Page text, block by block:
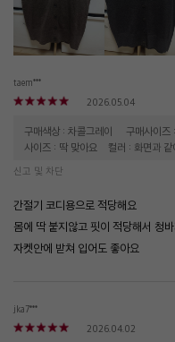
taem***
2026.05.04
구매색상 : 차콜그레이
구매사이즈
사이즈 : 딱 맞아요
컬러 : 화면과 같
신고 및 차단
간절기 코디용으로 적당해요
몸에 딱 붙지않고 핏이 적당해서 청
자켓안에 받쳐 입어도 좋아요
jka7***
2026.04.02